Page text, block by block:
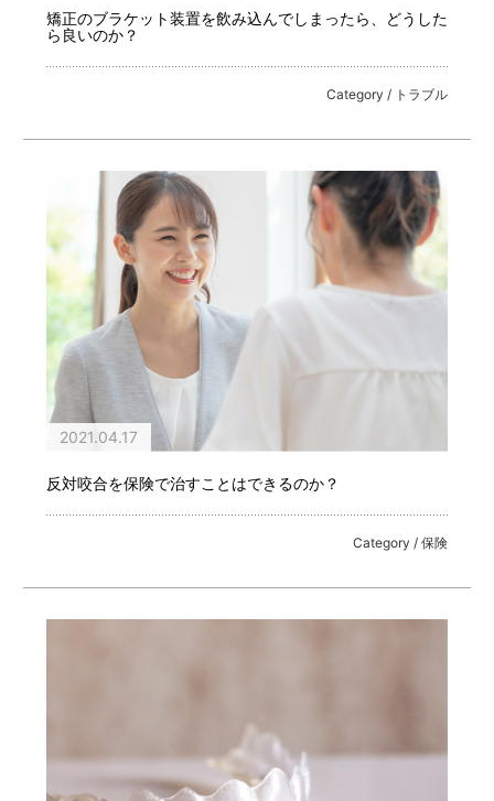
矯正のブラケット装置を飲み込んでしまったら、どうした
ら良いのか？
Category / トラブル
2021.04.17
反対咬合を保険で治すことはできるのか？
Category / 保険